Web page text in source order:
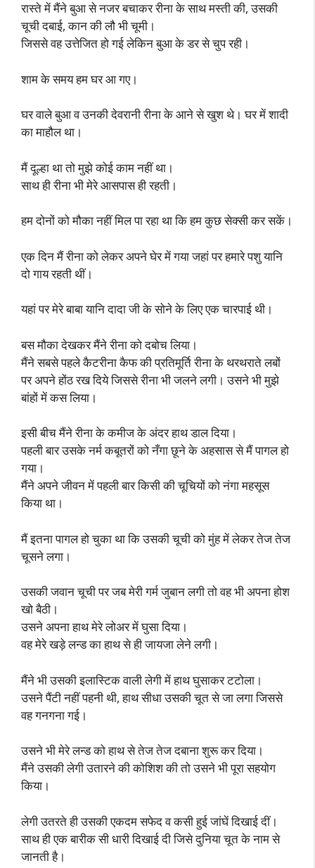
रास्ते में मैंने बुआ से नजर बचाकर रीना के साथ मस्ती की, उसकी
चूची दबाई, कान की लौ भी चूमी।
जिससे वह उत्तेजित हो गई लेकिन बुआ के डर से चुप रही।
शाम के समय हम घर आ गए।
घर वाले बुआ व उनकी देवरानी रीना के आने से खुश थे। घर में शादी
का माहौल था।
मैं दूल्हा था तो मुझे कोई काम नहीं था।
साथ ही रीना भी मेरे आसपास ही रहती।
हम दोनों को मौका नहीं मिल पा रहा था कि हम कुछ सेक्सी कर सकें।
एक दिन मैं रीना को लेकर अपने घेर में गया जहां पर हमारे पशु यानि
दो गाय रहती थीं।
यहां पर मेरे बाबा यानि दादा जी के सोने के लिए एक चारपाई थी।
बस मौका देखकर मैंने रीना को दबोच लिया।
मैंने सबसे पहले कैटरीना कैफ की प्रतिमूर्ति रीना के थरथराते लबों
पर अपने होंठ रख दिये जिससे रीना भी जलने लगी। उसने भी मुझे
बांहों में कस लिया।
इसी बीच मैंने रीना के कमीज के अंदर हाथ डाल दिया।
पहली बार उसके नर्म कबूतरों को नँगा छूने के अहसास से मैं पागल हो
गया।
मैंने अपने जीवन में पहली बार किसी की चूचियों को नंगा महसूस
किया था।
मैं इतना पागल हो चुका था कि उसकी चूची को मुंह में लेकर तेज तेज
चूसने लगा।
उसकी जवान चूची पर जब मेरी गर्म जुबान लगी तो वह भी अपना होश
खो बैठी।
उसने अपना हाथ मेरे लोअर में घुसा दिया।
वह मेरे खड़े लन्ड का हाथ से ही जायजा लेने लगी।
मैंने भी उसकी इलास्टिक वाली लेगी में हाथ घुसाकर टटोला।
उसने पैंटी नहीं पहनी थी, हाथ सीधा उसकी चूत से जा लगा जिससे
वह गनगना गई।
उसने भी मेरे लन्ड को हाथ से तेज तेज दबाना शुरू कर दिया।
मैंने उसकी लेगी उतारने की कोशिश की तो उसने भी पूरा सहयोग
किया।
लेगी उतरते ही उसकी एकदम सफेद व कसी हुई जांघें दिखाई दीं।
साथ ही एक बारीक सी धारी दिखाई दी जिसे दुनिया चूत के नाम से
जानती है।